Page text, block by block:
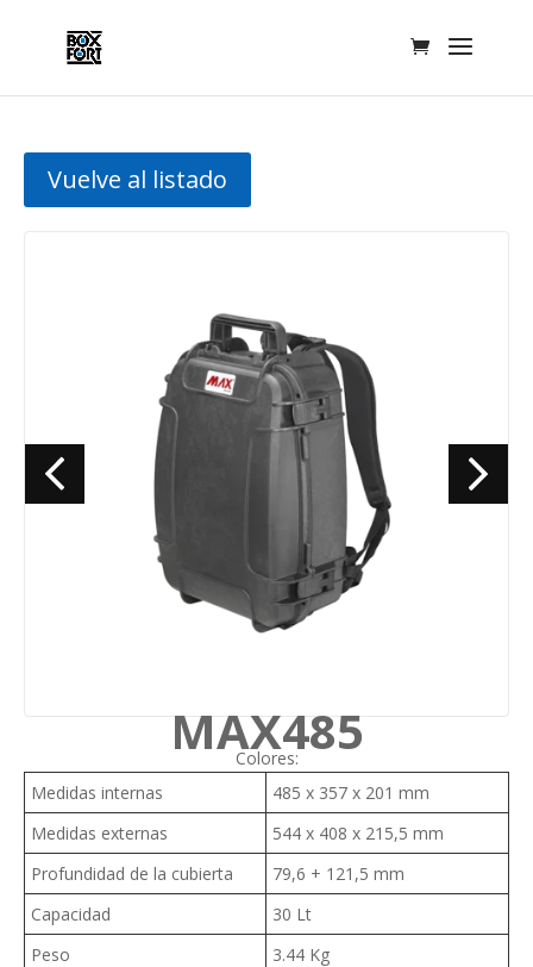
Vuelve al listado
MAX485
Colores:
Medidas internas
485 x 357 x 201 mm
Medidas externas
544 x 408 x 215,5 mm
Profundidad de la cubierta
79,6 + 121,5 mm
Capacidad
30 Lt
Peso
3.44 Kg